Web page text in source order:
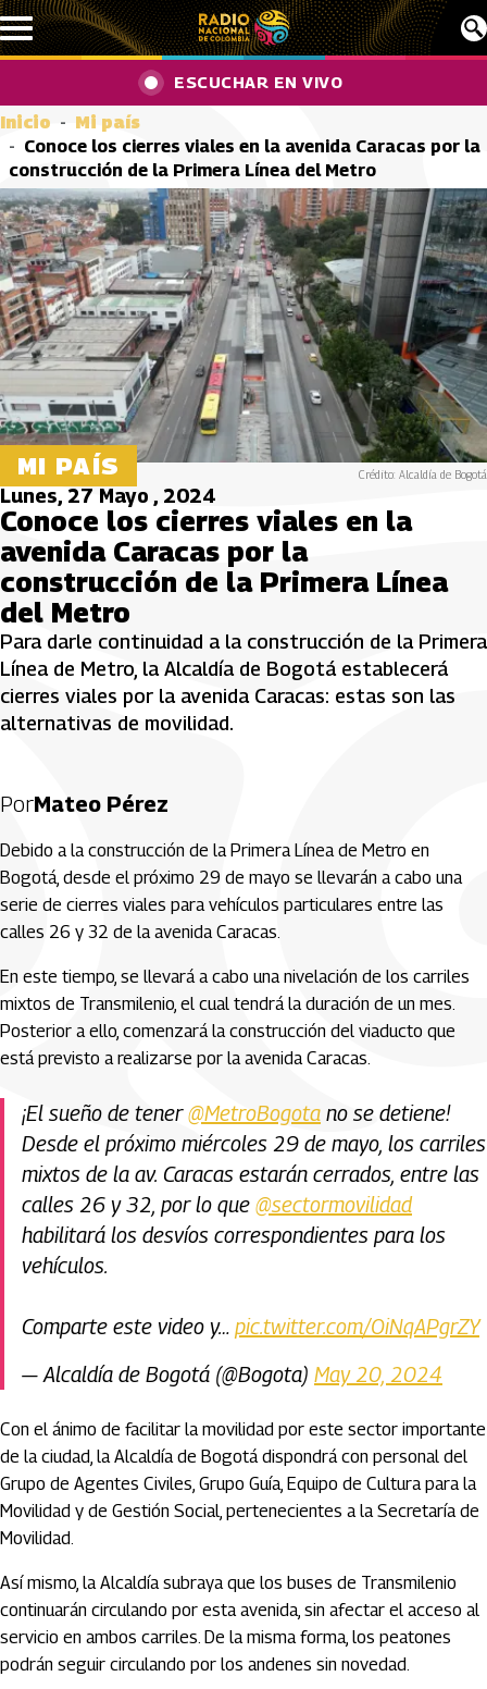
Pasar al contenido principal
ESCUCHAR EN VIVO
Inicio
Mi país
Conoce los cierres viales en la avenida Caracas por la
construcción de la Primera Línea del Metro
MI PAÍS Crédito: Alcaldía de Bogotá
Lunes, 27 Mayo , 2024
Conoce los cierres viales en la
avenida Caracas por la
construcción de la Primera Línea
del Metro
Para darle continuidad a la construcción de la Primera
Línea de Metro, la Alcaldía de Bogotá establecerá
cierres viales por la avenida Caracas: estas son las
alternativas de movilidad.
PorMateo Pérez
Debido a la construcción de la Primera Línea de Metro en
Bogotá, desde el próximo 29 de mayo se llevarán a cabo una
serie de cierres viales para vehículos particulares entre las
calles 26 y 32 de la avenida Caracas.
En este tiempo, se llevará a cabo una nivelación de los carriles
mixtos de Transmilenio, el cual tendrá la duración de un mes.
Posterior a ello, comenzará la construcción del viaducto que
está previsto a realizarse por la avenida Caracas.
¡El sueño de tener@MetroBogota no se detiene!
Desde el próximo miércoles 29 de mayo, los carriles
mixtos de la av. Caracas estarán cerrados, entre las
calles 26 y 32, por lo que @sectormovilidad
habilitará los desvíos correspondientes para los
vehículos.
Comparte este video y… pic.twitter.com/OiNqAPgrZY
— Alcaldía de Bogotá (@Bogota) May 20, 2024
Con el ánimo de facilitar la movilidad por este sector importante
de la ciudad, la Alcaldía de Bogotá dispondrá con personal del
Grupo de Agentes Civiles, Grupo Guía, Equipo de Cultura para la
Movilidad y de Gestión Social, pertenecientes a la Secretaría de
Movilidad.
Así mismo, la Alcaldía subraya que los buses de Transmilenio
continuarán circulando por esta avenida, sin afectar el acceso al
servicio en ambos carriles. De la misma forma, los peatones
podrán seguir circulando por los andenes sin novedad.